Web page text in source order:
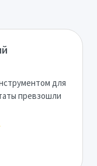
для
превзошли